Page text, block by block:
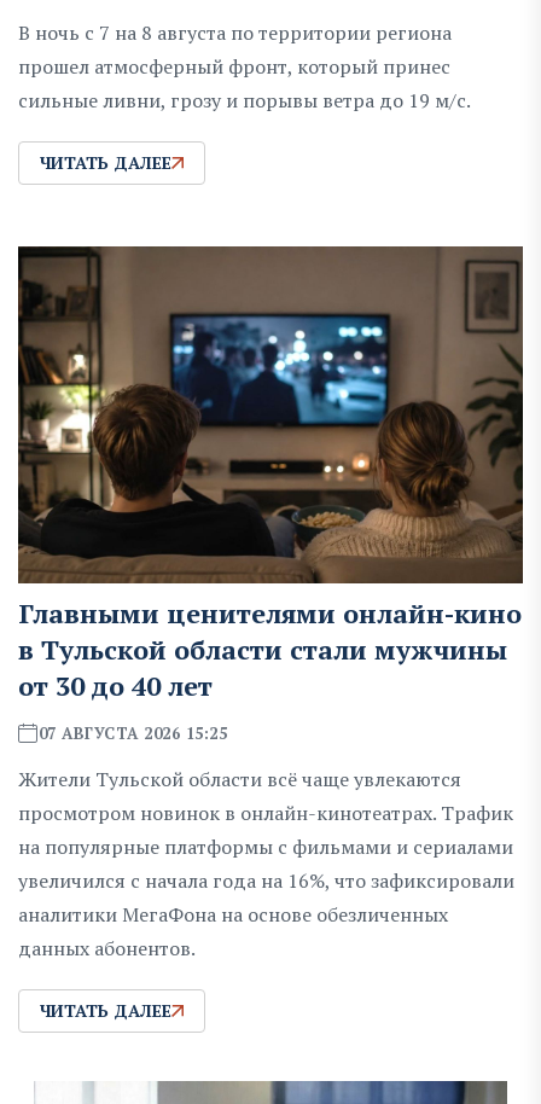
В ночь с 7 на 8 августа по территории региона
прошел атмосферный фронт, который принес
сильные ливни, грозу и порывы ветра до 19 м/с.
ЧИТАТЬ ДАЛЕЕ
Главными ценителями онлайн-кино
в Тульской области стали мужчины
от 30 до 40 лет
07 АВГУСТА 2026 15:25
Жители Тульской области всё чаще увлекаются
просмотром новинок в онлайн-кинотеатрах. Трафик
на популярные платформы с фильмами и сериалами
увеличился с начала года на 16%, что зафиксировали
аналитики МегаФона на основе обезличенных
данных абонентов.
ЧИТАТЬ ДАЛЕЕ